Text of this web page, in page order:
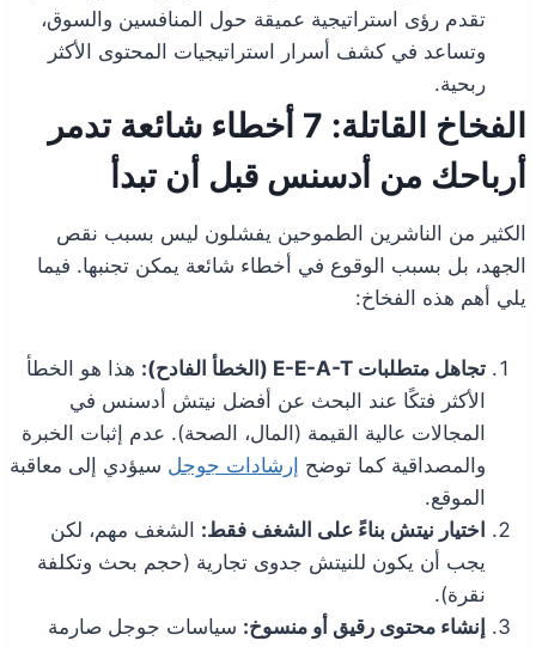
تقدم رؤى استراتيجية عميقة حول المنافسين والسوق،
وتساعد في كشف أسرار استراتيجيات المحتوى الأكثر
ربحية.
الفخاخ القاتلة: 7 أخطاء شائعة تدمر
أرباحك من أدسنس قبل أن تبدأ
الكثير من الناشرين الطموحين يفشلون ليس بسبب نقص
الجهد، بل بسبب الوقوع في أخطاء شائعة يمكن تجنبها. فيما
يلي أهم هذه الفخاخ:
تجاهل متطلبات E-E-A-T (الخطأ الفادح):
هذا هو الخطأ
الأكثر فتكًا عند البحث عن أفضل نيتش أدسنس في
المجالات عالية القيمة (المال، الصحة). عدم إثبات الخبرة
والمصداقية كما توضح إرشادات جوجل سيؤدي إلى معاقبة
الموقع.
اختيار نيتش بناءً على الشغف فقط: الشغف مهم، لكن
يجب أن يكون للنيتش جدوى تجارية (حجم بحث وتكلفة
نقرة).
إنشاء محتوى رقيق أو منسوخ: سياسات جوجل صارمة